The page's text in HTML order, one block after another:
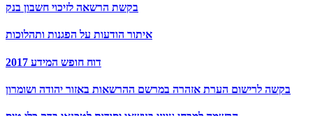
בקשת הרשאה לזיכוי חשבון בנק
איתור הודעות על הפגנות ותהלוכות
דוח חופש המידע 2017
בקשה לרישום הערת אזהרה במרשם ההרשאות באזור יהודה ושומרון